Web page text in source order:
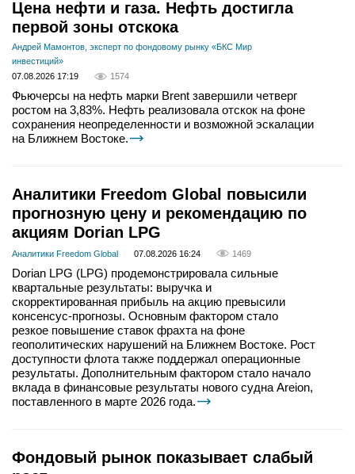
Цена нефти и газа. Нефть достигла
первой зоны отскока
Андрей Мамонтов, эксперт по фондовому рынку «БКС Мир
инвестиций»
07.08.2026 17:19
1574
Фьючерсы на нефть марки Brent завершили четверг
ростом на 3,83%. Нефть реализовала отскок на фоне
сохранения неопределенности и возможной эскалации
на Ближнем Востоке.
Аналитики Freedom Global повысили
прогнозную цену и рекомендацию по
акциям Dorian LPG
Аналитики Freedom Global 07.08.2026 16:24 1469
Dorian LPG (LPG) продемонстрировала сильные
квартальные результаты: выручка и
скорректированная прибыль на акцию превысили
консенсус-прогнозы. Основным фактором стало
резкое повышение ставок фрахта на фоне
геополитических нарушений на Ближнем Востоке. Рост
доступности флота также поддержал операционные
результаты. Дополнительным фактором стало начало
вклада в финансовые результаты нового судна Areion,
поставленного в марте 2026 года.
Фондовый рынок показывает слабый